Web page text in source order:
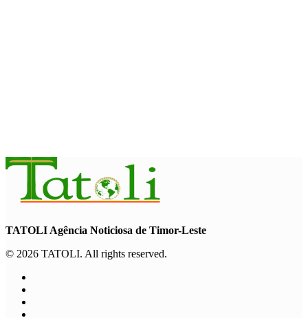
TATOLI Agência Noticiosa de Timor-Leste
© 2026 TATOLI. All rights reserved.